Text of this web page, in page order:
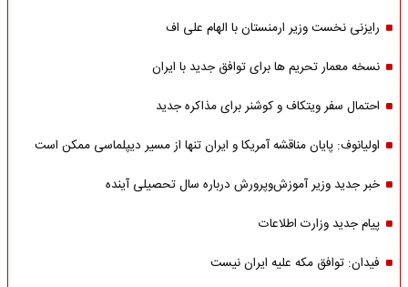
رایزنی نخست وزیر ارمنستان با الهام علی اف
نسخه معمار تحریم ها برای توافق جدید با ایران
احتمال سفر ویتکاف و کوشنر برای مذاکره جدید
اولیانوف: پایان مناقشه آمریکا و ایران تنها از مسیر دیپلماسی ممکن است
خبر جدید وزیر آموزش‌وپرورش درباره سال تحصیلی آینده
پیام جدید وزارت اطلاعات
فیدان: توافق مکه علیه ایران نیست